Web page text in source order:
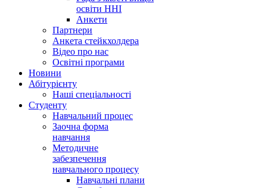
освіти ННІ
Анкети
Партнери
Анкета стейкхолдера
Відео про нас
Освітні програми
Hовини
Абітурієнту
Наші спеціальності
Студенту
Навчальний процес
Заочна форма
навчання
Методичне
забезпечення
навчального процесу
Навчальні плани